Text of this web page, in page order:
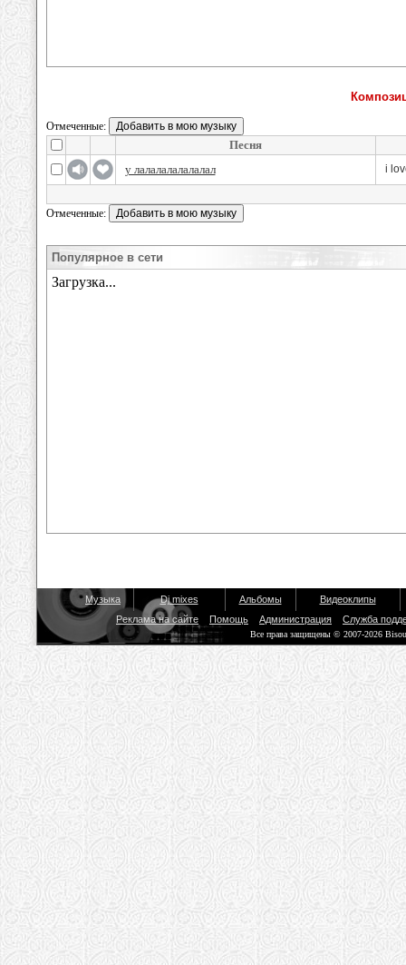
Отмеченные:
Песня
у лалалалалалалал
i
Отмеченные:
Популярное в сети
Музыка Dj mixes Альбомы
Видеоклипы
Реклама на сайте
Помощь Администрация Служба
Все права защищены © 2007-2026